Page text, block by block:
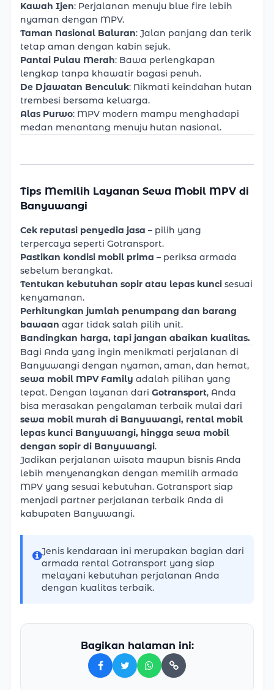
Kawah Ijen: Perjalanan menuju blue fire lebih
nyaman dengan MPV.
Taman Nasional Baluran: Jalan panjang dan terik
tetap aman dengan kabin sejuk.
Pantai Pulau Merah: Bawa perlengkapan
lengkap tanpa khawatir bagasi penuh.
De Djawatan Benculuk: Nikmati keindahan hutan
trembesi bersama keluarga.
Alas Purwo: MPV modern mampu menghadapi
medan menantang menuju hutan nasional.
Tips Memilih Layanan Sewa Mobil MPV di
Banyuwangi
Cek reputasi penyedia jasa – pilih yang
terpercaya seperti Gotransport.
Pastikan kondisi mobil prima – periksa armada
sebelum berangkat.
Tentukan kebutuhan sopir atau lepas kunci sesuai
kenyamanan.
Perhitungkan jumlah penumpang dan barang
bawaan agar tidak salah pilih unit.
Bandingkan harga, tapi jangan abaikan kualitas.
Bagi Anda yang ingin menikmati perjalanan di
Banyuwangi dengan nyaman, aman, dan hemat,
sewa mobil MPV Family adalah pilihan yang
tepat. Dengan layanan dari Gotransport, Anda
bisa merasakan pengalaman terbaik mulai dari
sewa mobil murah di Banyuwangi, rental mobil
lepas kunci Banyuwangi, hingga sewa mobil
dengan sopir di Banyuwangi.
Jadikan perjalanan wisata maupun bisnis Anda
lebih menyenangkan dengan memilih armada
MPV yang sesuai kebutuhan. Gotransport siap
menjadi partner perjalanan terbaik Anda di
kabupaten Banyuwangi.
Jenis kendaraan ini merupakan bagian dari
armada rental Gotransport yang siap
melayani kebutuhan perjalanan Anda
dengan kualitas terbaik.
Bagikan halaman ini:
Facebook
TwitterWhatsApp